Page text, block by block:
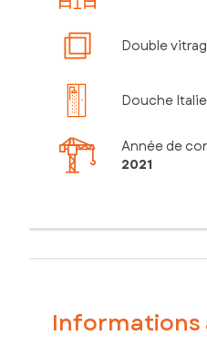
Double
Douche
Année de
2021